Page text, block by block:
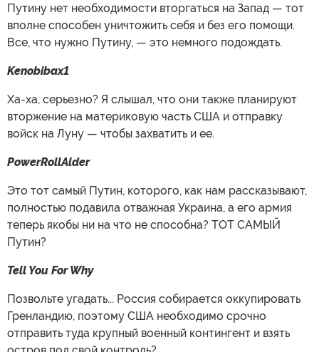
Путину нет необходимости вторгаться на Запад — тот
вполне способен уничтожить себя и без его помощи.
Все, что нужно Путину, — это немного подождать.
Kenobibax1
Ха-ха, серьезно? Я слышал, что они также планируют
вторжение на материковую часть США и отправку
войск на Луну — чтобы захватить и ее.
PowerRollAlder
Это тот самый Путин, которого, как нам рассказывают,
полностью подавила отважная Украина, а его армия
теперь якобы ни на что не способна? ТОТ САМЫЙ
Путин?
Tell You For Why
Позвольте угадать... Россия собирается оккупировать
Гренландию, поэтому США необходимо срочно
отправить туда крупный военный контингент и взять